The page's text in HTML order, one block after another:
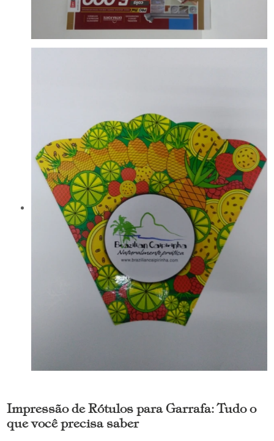
Impressão de Rótulos para Garrafa: Tudo o
que você precisa saber